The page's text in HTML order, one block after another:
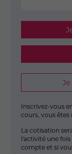
Inscrivez-vous
cours, vous êtes
La cotisation
l'activité une
compte et si